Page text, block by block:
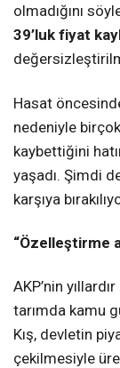
olmadığını
39’luk fiyat
Hasat
nedeniyle
kaybettiğini
yaşadı. Şimdi
karşıya
“Özelleştirme
AKP’nin
tarımda kamu
Kış, devletin
çekilmesiyle